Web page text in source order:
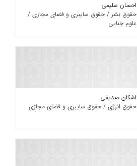
احسان سلیمی
حقوق بشر / حقوق سایبری و فضای مجازی /
علوم جنایی
اشکان صدیقی
حقوق انرژی / حقوق سایبری و فضای مجازی